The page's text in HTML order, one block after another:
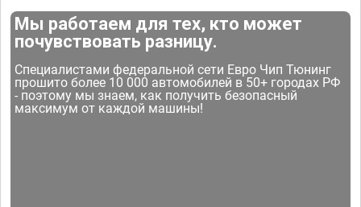
Мы работаем для тех, кто может
почувствовать разницу.
Специалистами федеральной сети Евро Чип Тюнинг
прошито более 10 000 автомобилей в 50+ городах РФ
- поэтому мы знаем, как получить безопасный
максимум от каждой машины!